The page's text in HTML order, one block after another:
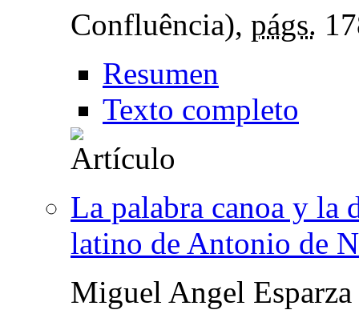
Confluência), págs.
Resumen
Texto completo
La palabra canoa y la
latino de Antonio de
Miguel Angel Esparza